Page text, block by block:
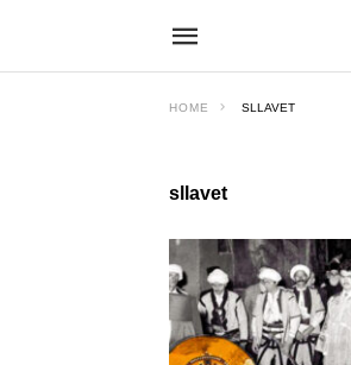
HOME SLLAVET
sllavet